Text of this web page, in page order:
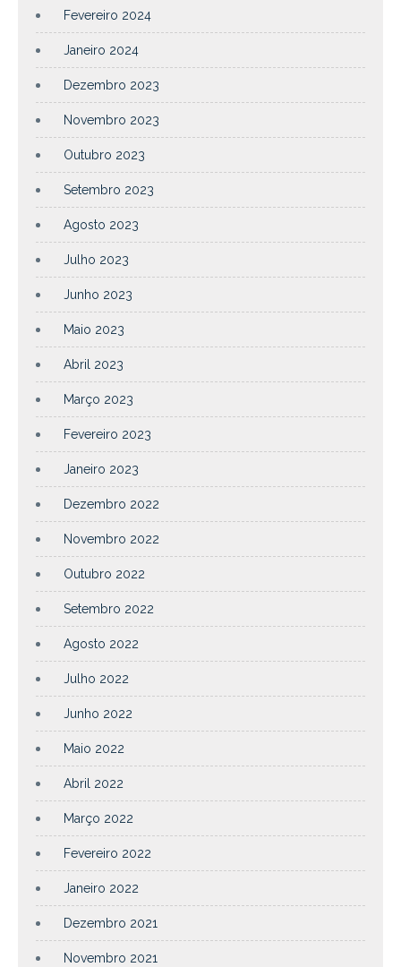
Fevereiro 2024
Janeiro 2024
Dezembro 2023
Novembro 2023
Outubro 2023
Setembro 2023
Agosto 2023
Julho 2023
Junho 2023
Maio 2023
Abril 2023
Março 2023
Fevereiro 2023
Janeiro 2023
Dezembro 2022
Novembro 2022
Outubro 2022
Setembro 2022
Agosto 2022
Julho 2022
Junho 2022
Maio 2022
Abril 2022
Março 2022
Fevereiro 2022
Janeiro 2022
Dezembro 2021
Novembro 2021